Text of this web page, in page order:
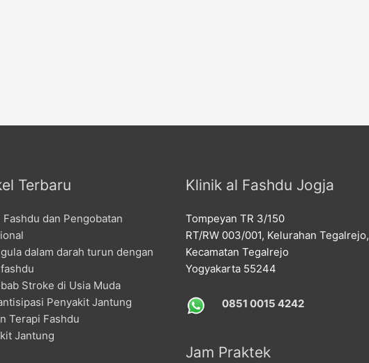
Terbaru
Fashdu dan Pengobatan
dalam darah turun dengan
Stroke di Usia Muda
Penyakit Jantung
Terapi Fashdu
Jantung
Klinik al Fashdu Jogja
Tompeyan TR 3/150
RT/RW 003/001, Kelurahan Tegalrejo,
Kecamatan Tegalrejo
Yogyakarta 55244
0851 0015 4242
Jam Praktek